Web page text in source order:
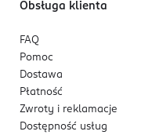
Obsługa klienta
FAQ
Pomoc
Dostawa
Płatność
Zwroty i reklamacje
Dostępność usług